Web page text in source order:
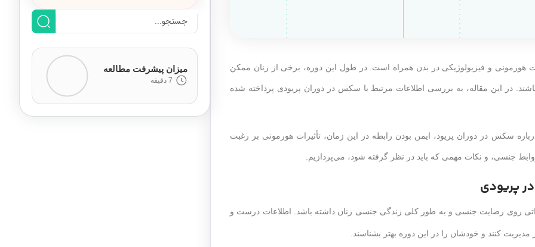
هورمونی و فیزیولوژیکی در بدن همراه است. در طول این دوره، برخی از زنان ممکن
در این مقاله، به بررسی اطلاعات مرتبط با سکس در دوران پریودی پرداخته شده
سکس در دوران پریود، ایمن بودن رابطه در این زمان، تأثیرات هورمونی بر رغبت
جنسی، و نکات مهمی که باید در نظر گرفته شود، می‌پردازیم.
پریودی
روی رضایت جنسی و به طور کلی زندگی جنسی زنان داشته باشد. اطلاعات درست و
کنند و خودشان را در این دوره بهتر بشناسند.
میزان پیشرفت مطالعه
7 دقیقه